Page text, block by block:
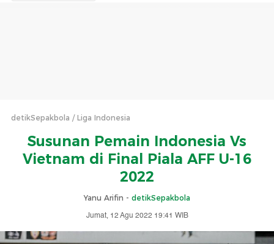
detikSepakbola Liga Indonesia
Susunan Pemain Indonesia Vs
Vietnam di Final Piala AFF U-16
2022
Yanu Arifin - detikSepakbola
Jumat, 12 Agu 2022 19:41 WIB